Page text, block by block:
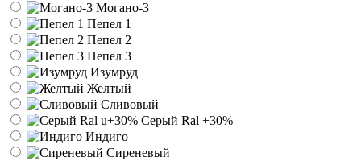
Могано-3
Пепел 1
Пепел 2
Пепел 3
Изумруд
Желтый
Сливовый
Серый Ral +30%
Индиго
Сиреневый